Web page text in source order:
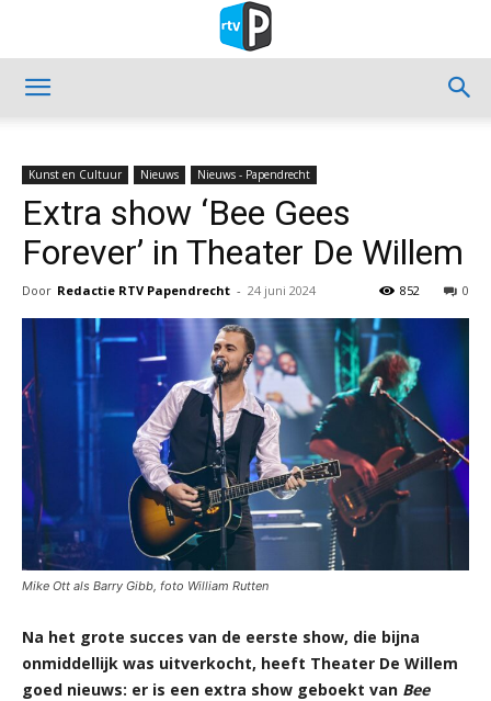
Kunst en Cultuur Nieuws Nieuws - Papendrecht
Extra show ‘Bee Gees
Forever’ in Theater De Willem
Door Redactie RTV Papendrecht - 24 juni 2024 0
852
Mike Ott als Barry Gibb, foto William Rutten
Na het grote succes van de eerste show, die bijna
onmiddellijk was uitverkocht, heeft Theater De Willem
goed nieuws: er is een extra show geboekt van Bee